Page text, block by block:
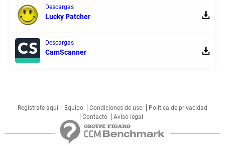
Descargas
Lucky Patcher
Descargas
CamScanner
Regístrate aquí Equipo Condiciones de uso
Política de privacidad
Contacto
Aviso legal